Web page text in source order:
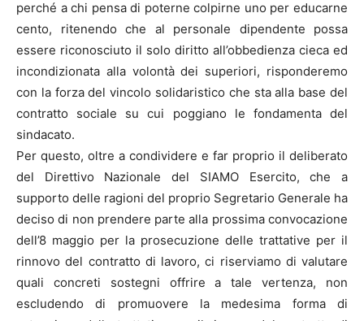
perché a chi pensa di poterne colpirne uno per educarne
cento, ritenendo che al personale dipendente possa
essere riconosciuto il solo diritto all’obbedienza cieca ed
incondizionata alla volontà dei superiori, risponderemo
con la forza del vincolo solidaristico che sta alla base del
contratto sociale su cui poggiano le fondamenta del
sindacato.
Per questo, oltre a condividere e far proprio il deliberato
del Direttivo Nazionale del SIAMO Esercito, che a
supporto delle ragioni del proprio Segretario Generale ha
deciso di non prendere parte alla prossima convocazione
dell’8 maggio per la prosecuzione delle trattative per il
rinnovo del contratto di lavoro, ci riserviamo di valutare
quali concreti sostegni offrire a tale vertenza, non
escludendo di promuovere la medesima forma di